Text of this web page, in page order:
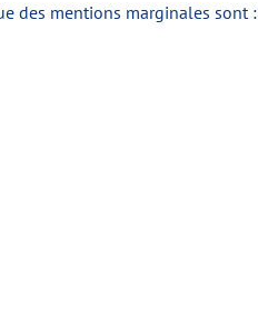
des mentions marginales sont :